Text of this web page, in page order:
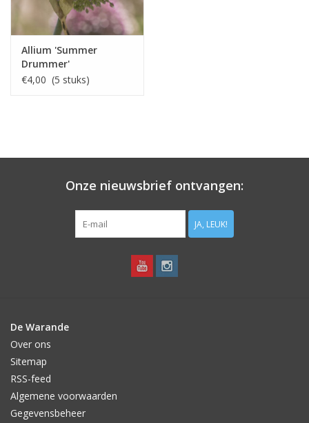
Allium 'Summer
Drummer'
€4,00 (5 stuks)
Onze nieuwsbrief ontvangen:
JA, LEUK!
De Warande
Over ons
Sitemap
RSS-feed
Algemene voorwaarden
Gegevensbeheer